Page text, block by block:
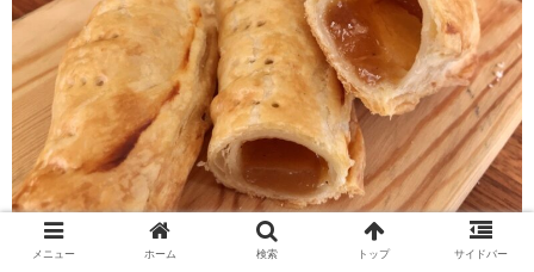
メニュー ホーム 検索 トップ サイドバー